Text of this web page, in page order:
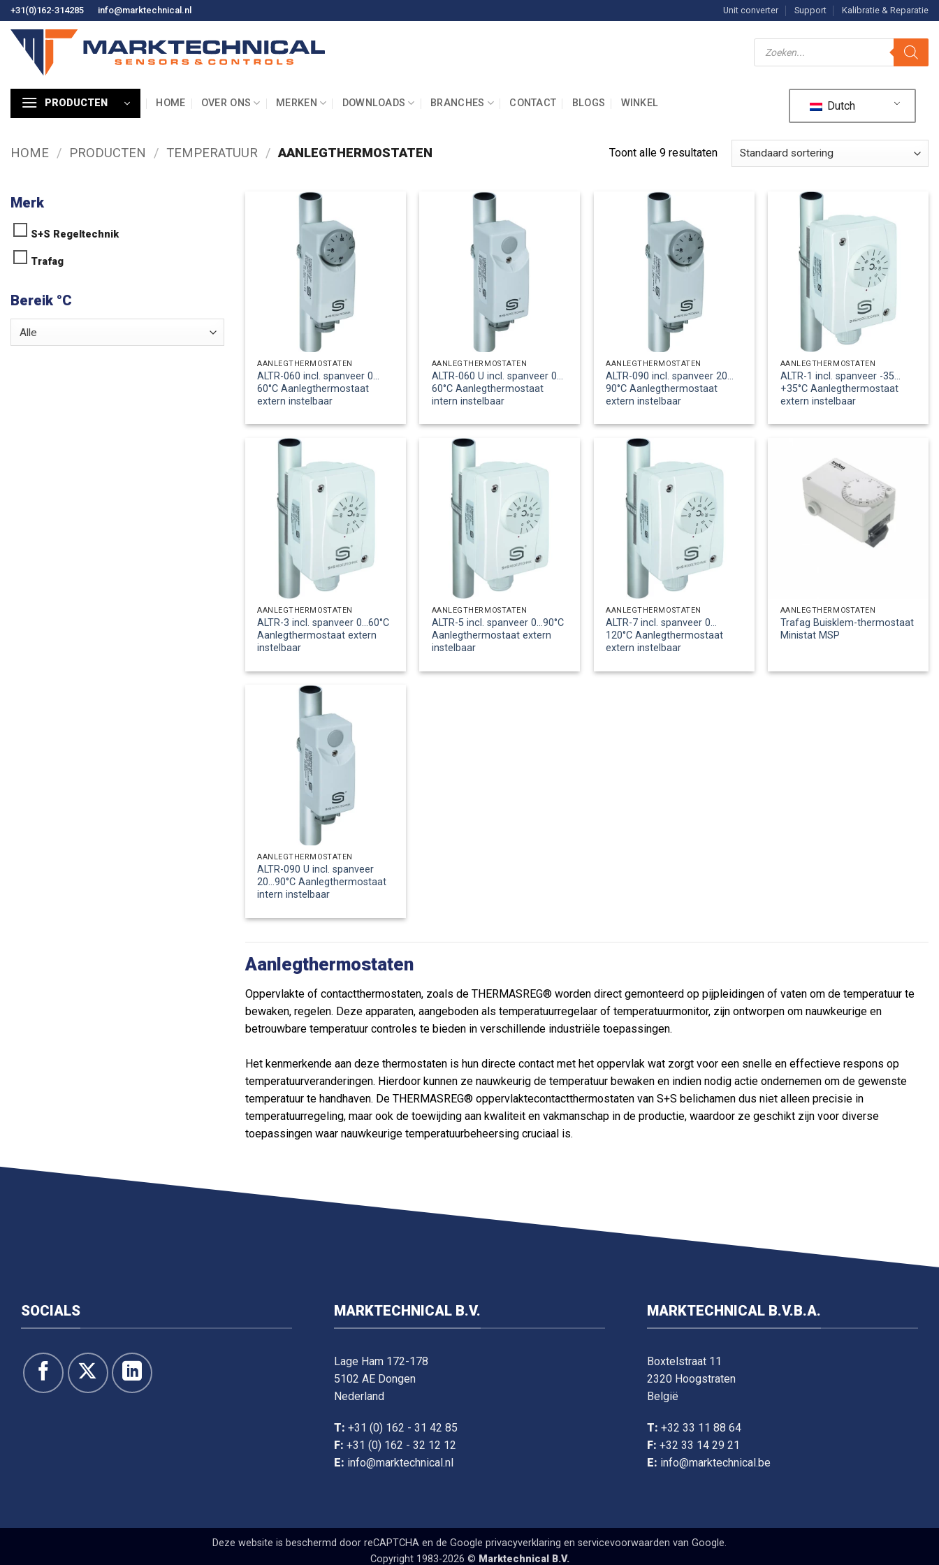
Ga
naar
inhoud
+31(0)162-314285 info@marktechnical.nl Unit converter Support Kalibratie & Reparatie
Producten
zoeken
PRODUCTEN HOME OVER ONS MERKEN DOWNLOADS BRANCHES CONTACT BLOGS WINKEL Dutch
HOME / PRODUCTEN / TEMPERATUUR / AANLEGTHERMOSTATEN Toont alle 9 resultaten
Merk
S+S Regeltechnik
Trafag
Bereik °C
Alle
AANLEGTHERMOSTATEN
ALTR-060 incl. spanveer 0…
60°C Aanlegthermostaat
extern instelbaar
AANLEGTHERMOSTATEN
ALTR-060 U incl. spanveer 0…
60°C Aanlegthermostaat
intern instelbaar
AANLEGTHERMOSTATEN
ALTR-090 incl. spanveer 20…
90°C Aanlegthermostaat
extern instelbaar
AANLEGTHERMOSTATEN
ALTR-1 incl. spanveer -35…
+35°C Aanlegthermostaat
extern instelbaar
AANLEGTHERMOSTATEN
ALTR-3 incl. spanveer 0…60°C
Aanlegthermostaat extern
instelbaar
AANLEGTHERMOSTATEN
ALTR-5 incl. spanveer 0…90°C
Aanlegthermostaat extern
instelbaar
AANLEGTHERMOSTATEN
ALTR-7 incl. spanveer 0…
120°C Aanlegthermostaat
extern instelbaar
AANLEGTHERMOSTATEN
Trafag Buisklem-thermostaat
Ministat MSP
AANLEGTHERMOSTATEN
ALTR-090 U incl. spanveer
20…90°C Aanlegthermostaat
intern instelbaar
Aanlegthermostaten
Oppervlakte of contactthermostaten, zoals de THERMASREG® worden direct gemonteerd op pijpleidingen of vaten om de temperatuur te
bewaken, regelen. Deze apparaten, aangeboden als temperatuurregelaar of temperatuurmonitor, zijn ontworpen om nauwkeurige en
betrouwbare temperatuur controles te bieden in verschillende industriële toepassingen.
Het kenmerkende aan deze thermostaten is hun directe contact met het oppervlak wat zorgt voor een snelle en effectieve respons op
temperatuurveranderingen. Hierdoor kunnen ze nauwkeurig de temperatuur bewaken en indien nodig actie ondernemen om de gewenste
temperatuur te handhaven. De THERMASREG® oppervlaktecontactthermostaten van S+S belichamen dus niet alleen precisie in
temperatuurregeling, maar ook de toewijding aan kwaliteit en vakmanschap in de productie, waardoor ze geschikt zijn voor diverse
toepassingen waar nauwkeurige temperatuurbeheersing cruciaal is.
SOCIALS MARKTECHNICAL B.V.
Lage Ham 172-178
5102 AE Dongen
Nederland
T: +31 (0) 162 - 31 42 85
F: +31 (0) 162 - 32 12 12
E: info@marktechnical.nl
MARKTECHNICAL B.V.B.A.
Boxtelstraat 11
2320 Hoogstraten
België
T: +32 33 11 88 64
F: +32 33 14 29 21
E: info@marktechnical.be
Deze website is beschermd door reCAPTCHA en de Google privacyverklaring en servicevoorwaarden van Google.
Copyright 1983-2026 © Marktechnical B.V.